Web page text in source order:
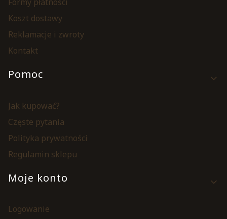
Koszt dostawy
Reklamacje i zwroty
Kontakt
Pomoc
Jak kupować?
Częste pytania
Polityka prywatności
Regulamin sklepu
Moje konto
Logowanie